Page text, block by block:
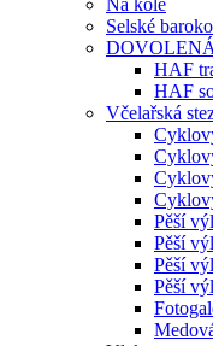
Na kole
Selské baroko
HAF
HAF
Včelařská
Pěší
Pěší
Pěší
Pěší